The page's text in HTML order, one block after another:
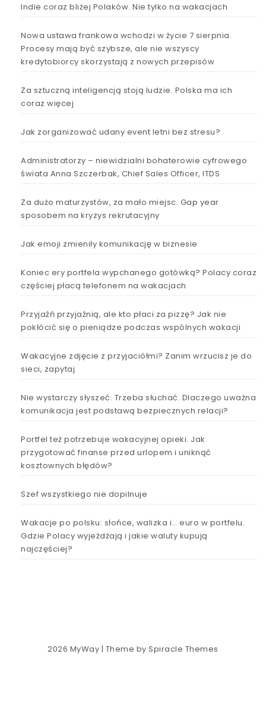
Indie coraz bliżej Polaków. Nie tylko na wakacjach
Nowa ustawa frankowa wchodzi w życie 7 sierpnia.
Procesy mają być szybsze, ale nie wszyscy
kredytobiorcy skorzystają z nowych przepisów
Za sztuczną inteligencją stoją ludzie. Polska ma ich
coraz więcej
Jak zorganizować udany event letni bez stresu?
Administratorzy – niewidzialni bohaterowie cyfrowego
świata Anna Szczerbak, Chief Sales Officer, ITDS
Za dużo maturzystów, za mało miejsc. Gap year
sposobem na kryzys rekrutacyjny
Jak emoji zmieniły komunikację w biznesie
Koniec ery portfela wypchanego gotówką? Polacy coraz
częściej płacą telefonem na wakacjach
Przyjaźń przyjaźnią, ale kto płaci za pizzę? Jak nie
pokłócić się o pieniądze podczas wspólnych wakacji
Wakacyjne zdjęcie z przyjaciółmi? Zanim wrzucisz je do
sieci, zapytaj.
Nie wystarczy słyszeć. Trzeba słuchać. Dlaczego uważna
komunikacja jest podstawą bezpiecznych relacji?
Portfel też potrzebuje wakacyjnej opieki. Jak
przygotować finanse przed urlopem i uniknąć
kosztownych błędów?
Szef wszystkiego nie dopilnuje
Wakacje po polsku: słońce, walizka i… euro w portfelu.
Gdzie Polacy wyjeżdżają i jakie waluty kupują
najczęściej?
2026 MyWay | Theme bySpiracle Themes